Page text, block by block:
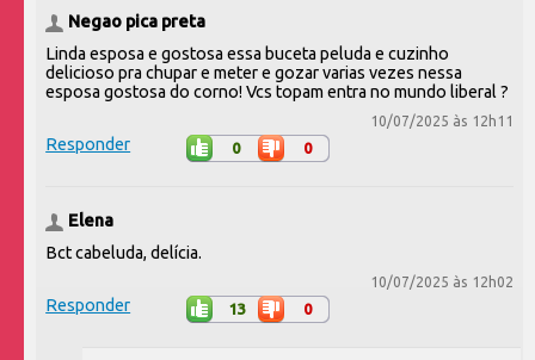
Negao pica preta
Linda esposa e gostosa essa buceta peluda e cuzinho
delicioso pra chupar e meter e gozar varias vezes nessa
esposa gostosa do corno! Vcs topam entra no mundo liberal ?
10/07/2025 às 12h11
Responder 0 0
Elena
Bct cabeluda, delícia.
10/07/2025 às 12h02
Responder 13 0